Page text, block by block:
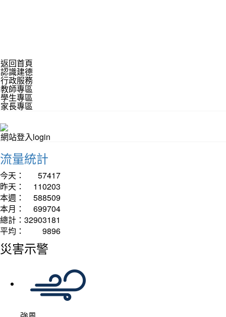
返回首頁
認識建德
行政服務
教師專區
學生專區
家長專區
網站登入login
流量統計
今天：
57417
昨天：
110203
本週：
588509
本月：
699704
總計： 32903181
平均：
9896
災害示警